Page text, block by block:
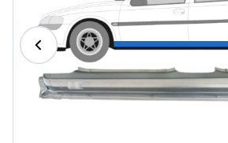
Magyar
Português